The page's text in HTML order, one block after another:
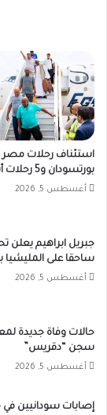
استئناف رحلات مصر
بورتسودان و5 رحلات أسبوعياً
أغسطس 5, 2026
جبريل ابراهيم يعلن
ساحقا على المليشيا
أغسطس 5, 2026
حالات وفاة جديدة
سجن “دقريس”
أغسطس 5, 2026
إصابات سودانيين